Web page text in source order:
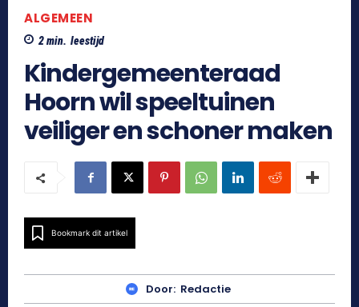
ALGEMEEN
2min. leestijd
Kindergemeenteraad
Hoorn wil speeltuinen
veiliger en schoner maken
Bookmark dit artikel
Door: Redactie